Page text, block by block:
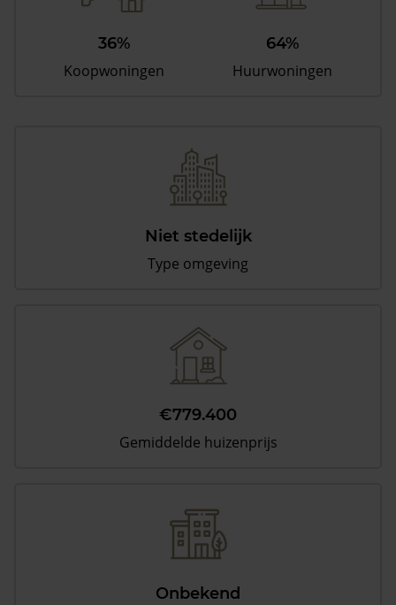
36%
Koopwoningen
64%
Huurwoningen
Niet stedelijk
Type omgeving
€779.400
Gemiddelde huizenprijs
Onbekend